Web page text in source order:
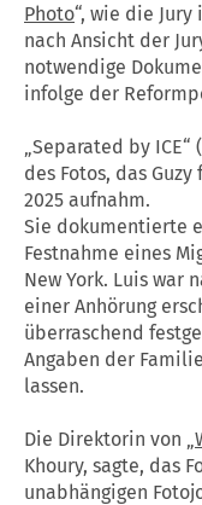
Photo“, wie die
nach Ansicht der
notwendige
infolge der
„Separated by
des Fotos, das
2025 aufnahm.
Sie dokumentierte
Festnahme eines
New York. Luis war
einer Anhörung
überraschend
Angaben der
lassen.
Die Direktorin von „
Khoury, sagte, das
unabhängigen